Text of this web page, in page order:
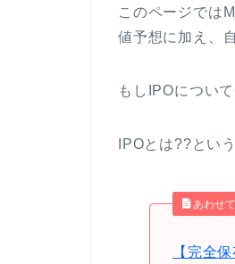
このページでは
値予想に加え、
もしIPOについ
IPOとは??とい
あわせ
【完全